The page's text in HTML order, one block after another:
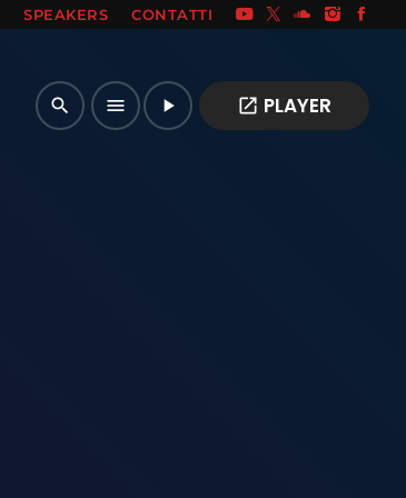
SPEAKERS CONTATTI
search menu play_arrow open_in_new PLAYER